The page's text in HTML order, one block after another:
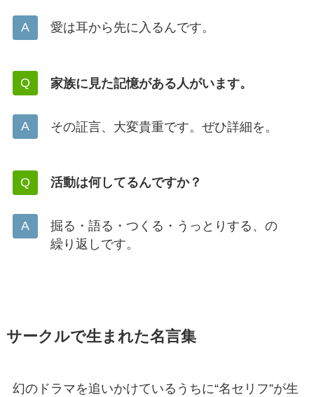
愛は耳から先に入るんです。
家族に見た記憶がある人がいます。
その証言、大変貴重です。ぜひ詳細を。
活動は何してるんですか？
掘る・語る・つくる・うっとりする、の
繰り返しです。
サークルで生まれた名言集
幻のドラマを追いかけているうちに“名セリフ”が生